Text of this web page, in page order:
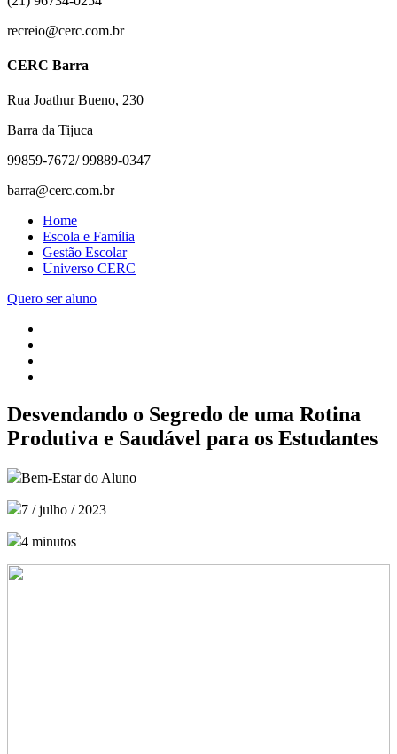
recreio@cerc.com.br
CERC Barra
Rua Joathur Bueno, 230
Barra da Tijuca
99859-7672/ 99889-0347
barra@cerc.com.br
Home
Escola e Família
Gestão Escolar
Universo CERC
Quero ser aluno
Desvendando o Segredo de uma Rotina
Produtiva e Saudável para os Estudantes
Bem-Estar do Aluno
7 / julho / 2023
4 minutos